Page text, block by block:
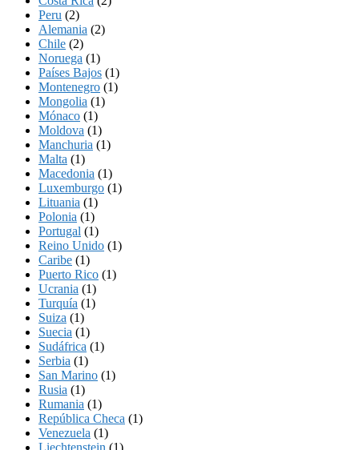
Peru (2)
Alemania (2)
Chile (2)
Noruega (1)
Países Bajos (1)
Montenegro (1)
Mongolia (1)
Mónaco (1)
Moldova (1)
Manchuria (1)
Malta (1)
Macedonia (1)
Luxemburgo (1)
Lituania (1)
Polonia (1)
Portugal (1)
Reino Unido (1)
Caribe (1)
Puerto Rico (1)
Ucrania (1)
Turquía (1)
Suiza (1)
Suecia (1)
Sudáfrica (1)
Serbia (1)
San Marino (1)
Rusia (1)
Rumania (1)
República Checa (1)
Venezuela (1)
Liechtenstein (1)